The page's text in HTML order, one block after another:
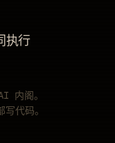
执行
内阁。
代码。